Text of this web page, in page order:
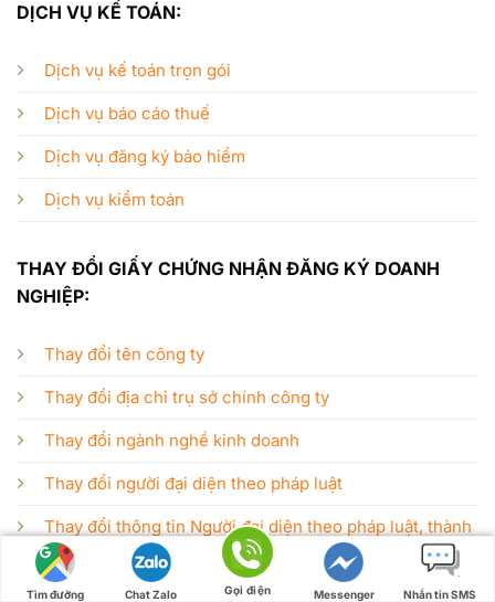
DỊCH VỤ KẾ TOÁN:
Dịch vụ kế toán trọn gói
Dịch vụ báo cáo thuế
Dịch vụ đăng ký bảo hiểm
Dịch vụ kiểm toán
THAY ĐỔI GIẤY CHỨNG NHẬN ĐĂNG KÝ DOANH
NGHIỆP:
Thay đổi tên công ty
Thay đổi địa chỉ trụ sở chính công ty
Thay đổi ngành nghề kinh doanh
Thay đổi người đại diện theo pháp luật
Thay đổi thông tin Người đại diện theo pháp luật, thành
viên, chủ sở hữu theo thông tin CCCD mới
Thay đổi Thông tin trên giấy chứng nhận đăng ký
Tìm đường Chat Zalo Gọi điện Messenger Nhắn tin SMS